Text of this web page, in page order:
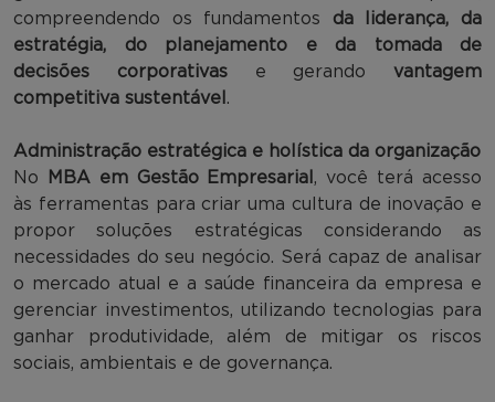
compreendendo os fundamentos da liderança, da
estratégia, do planejamento e da tomada de
decisões corporativas e gerando vantagem
competitiva sustentável .
Administração estratégica e holística da organização
No
MBA em Gestão Empresarial , você terá acesso
às ferramentas para criar uma cultura de inovação e
propor soluções estratégicas considerando as
necessidades do seu negócio. Será capaz de analisar
o mercado atual e a saúde financeira da empresa e
gerenciar investimentos, utilizando tecnologias para
ganhar produtividade, além de mitigar os riscos
sociais, ambientais e de governança.